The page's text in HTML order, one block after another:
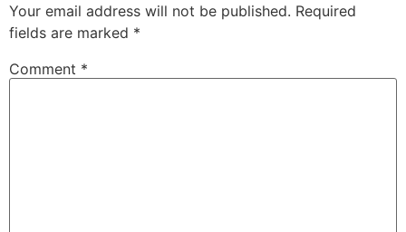
Your email address will not be published. Required
fields are marked *
Comment *